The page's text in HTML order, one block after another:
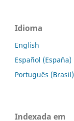
Idioma
English
Español (España)
Português (Brasil)
Indexada em